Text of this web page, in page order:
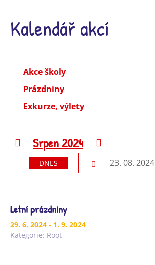
Kalendář akcí
Akce školy
Prázdniny
Exkurze, výlety
Předchozí
Srpen 2024
DNES Předchozí
23. 08. 2024
Letní prázdniny
29. 6. 2024 - 1. 9. 2024
Kategorie: Root